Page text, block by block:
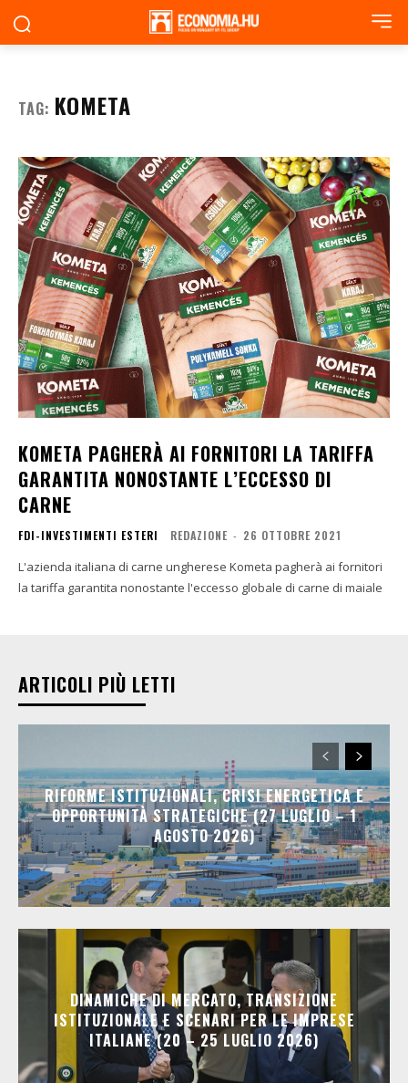
TAG: KOMETA
KOMETA PAGHERÀ AI FORNITORI LA TARIFFA
GARANTITA NONOSTANTE L’ECCESSO DI
CARNE
FDI-INVESTIMENTI ESTERI REDAZIONE - 26 OTTOBRE 2021
L'azienda italiana di carne ungherese Kometa pagherà ai fornitori
la tariffa garantita nonostante l'eccesso globale di carne di maiale
ARTICOLI PIÙ LETTI
RIFORME ISTITUZIONALI, CRISI ENERGETICA E
OPPORTUNITÀ STRATEGICHE (27 LUGLIO – 1
AGOSTO 2026)
DINAMICHE DI MERCATO, TRANSIZIONE
ISTITUZIONALE E SCENARI PER LE IMPRESE
ITALIANE (20 – 25 LUGLIO 2026)